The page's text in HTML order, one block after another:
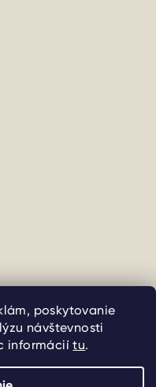
poskytovanie
návštevnosti
informáciítu.
vyhradené.